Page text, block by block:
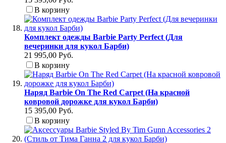
В корзину
Комплект одежды Barbie Party Perfect (Для
вечеринки для кукол Барби)
21 995,00 Руб.
В корзину
Наряд Barbie On The Red Carpet (На красной
ковровой дорожке для кукол Барби)
15 395,00 Руб.
В корзину